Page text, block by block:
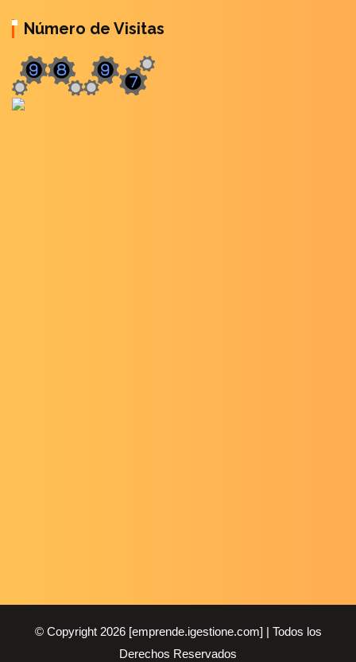
Número de Visitas
© Copyright 2026 [emprende.igestione.com] | Todos los
Derechos Reservados